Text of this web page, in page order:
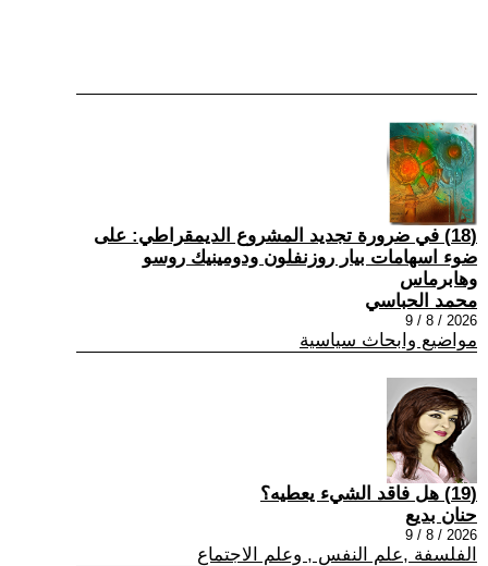
(18) في ضرورة تجديد المشروع الديمقراطي: على
ضوء اسهامات بيار روزنفلون ودومينيك روسو
وهابرماس
محمد الحباسي
2026 / 8 / 9
مواضيع وابحاث سياسية
(19) هل فاقد الشيء يعطيه؟
حنان بديع
2026 / 8 / 9
الفلسفة ,علم النفس , وعلم الاجتماع